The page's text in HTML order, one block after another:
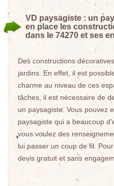
VD paysagiste : un
en place les
dans le 74270 et ses
Des constructions
jardins. En effet, il est
charme au niveau de ces
tâches, il est nécessaire de
un paysagiste. Vous pouvez
paysagiste qui a beaucoup
vous voulez des
lui passer un coup de fil.
devis gratuit et sans